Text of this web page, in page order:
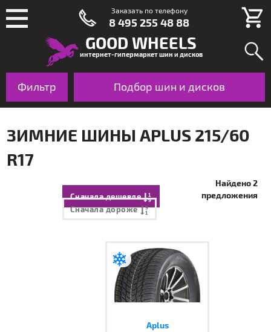
GOOD WHEELS
интернет-гипермаркет шин и дисков
Подбор шин и дисков
Фильтр Шины Диски По авто
ЗИМНИЕ ШИНЫ APLUS 215/60
R17
Сначала дешевле
Сначала дороже
Найдено 2
предложения
Aplus
Заказать по телефону
8 495 255 48 88